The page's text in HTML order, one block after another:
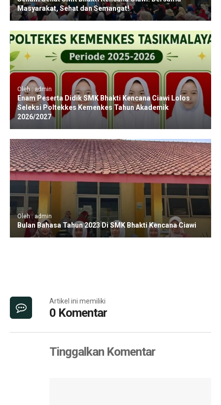
Masyarakat, Sehat dan Semangat!
Oleh : admin
Enam Peserta Didik SMK Bhakti Kencana Ciawi Lolos
Seleksi Poltekkes Kemenkes Tahun Akademik
2026/2027
Oleh : admin
Bulan Bahasa Tahun 2023 Di SMK Bhakti Kencana Ciawi
Artikel ini memiliki
0 Komentar
Tinggalkan Komentar